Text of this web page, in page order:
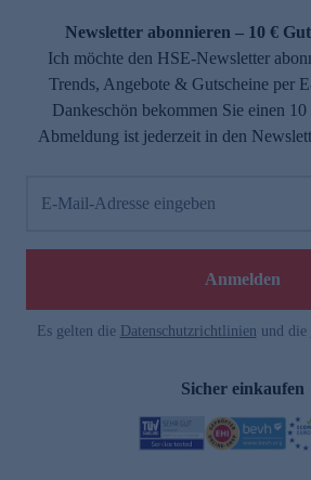
Newsletter abonnieren – 10 €
Ich möchte den HSE-Newsletter
Trends, Angebote & Gutscheine per
Dankeschön bekommen Sie einen
Abmeldung ist jederzeit in den
E-Mail-Adresse eingeben
Anmelden
Es gelten die Datenschutzrichtlinien und die
Sicher einkaufen